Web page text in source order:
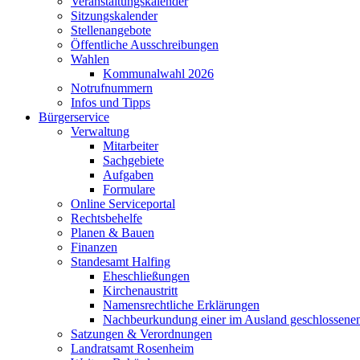
Sitzungskalender
Stellenangebote
Öffentliche Ausschreibungen
Wahlen
Kommunalwahl 2026
Notrufnummern
Infos und Tipps
Bürgerservice
Verwaltung
Mitarbeiter
Sachgebiete
Aufgaben
Formulare
Online Serviceportal
Rechtsbehelfe
Planen & Bauen
Finanzen
Standesamt Halfing
Eheschließungen
Kirchenaustritt
Namensrechtliche Erklärungen
Nachbeurkundung einer im Ausland
Satzungen & Verordnungen
Landratsamt Rosenheim